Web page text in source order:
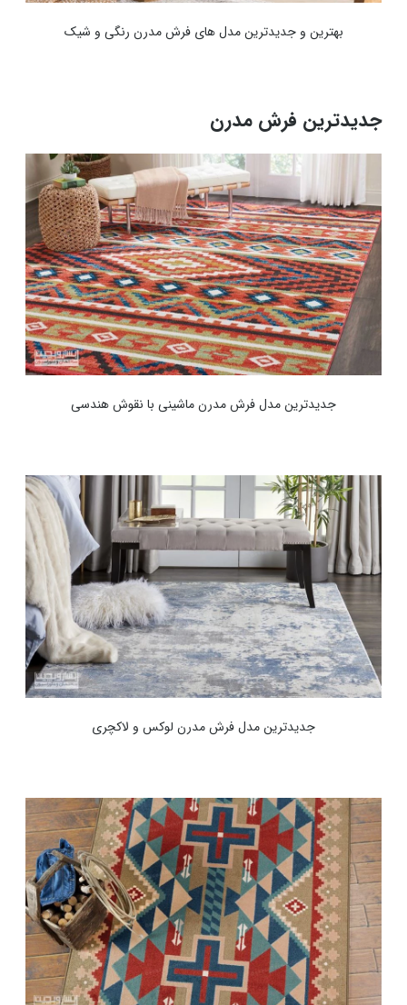
بهترین و جدیدترین مدل های فرش مدرن رنگی و شیک
جدیدترین فرش مدرن
جدیدترین مدل فرش مدرن ماشینی با نقوش هندسی
جدیدترین مدل فرش مدرن لوکس و لاکچری